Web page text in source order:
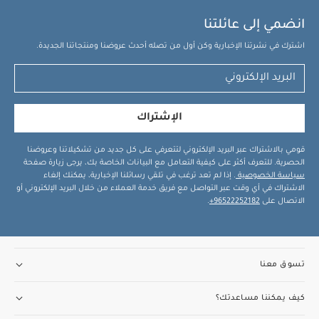
انضمي إلى عائلتنا
اشترك في نشرتنا الإخبارية وكن أول من تصله أحدث عروضنا ومنتجاتنا الجديدة.
الإشتراك
قومي بالاشتراك عبر البريد الإلكتروني لتتعرفي على كل جديد من تشكيلاتنا وعروضنا
الحصرية. للتعرف أكثر على كيفية التعامل مع البيانات الخاصة بك، يرجى زيارة صفحة
سياسة الخصوصية . إذا لم تعد ترغب في تلقي رسائلنا الإخبارية، يمكنك إلغاء
الاشتراك في أي وقت عبر التواصل مع فريق خدمة العملاء من خلال البريد الإلكتروني أو
الاتصال على 96522252182+
.
تسوق معنا
كيف يمكننا مساعدتك؟